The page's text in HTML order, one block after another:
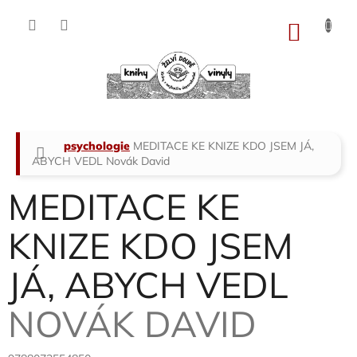
Domů
psychologie MEDITACE KE KNIZE KDO JSEM JÁ,
ABYCH VEDL Novák David
MEDITACE KE
KNIZE KDO JSEM
JÁ, ABYCH VEDL
NOVÁK DAVID